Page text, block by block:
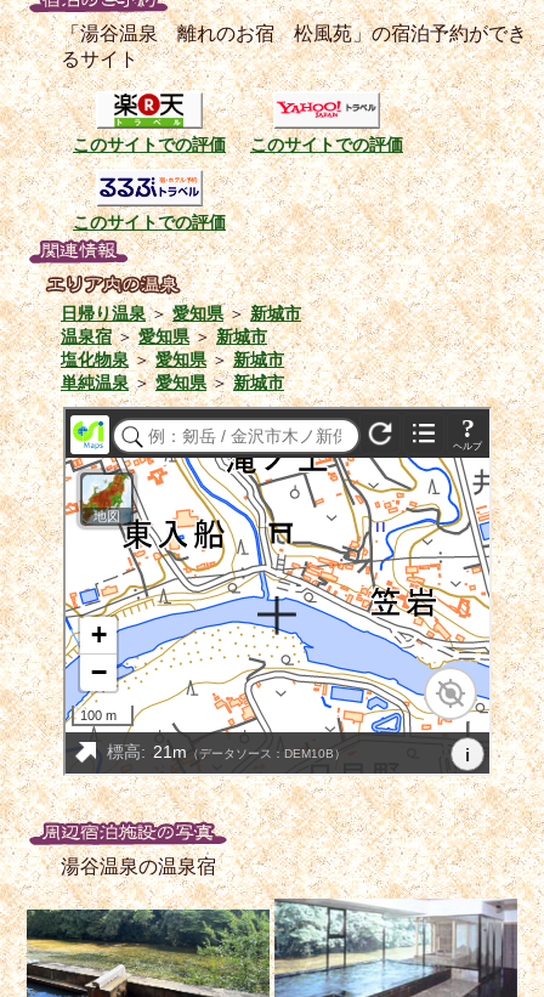
「湯谷温泉 離れのお宿 松風苑」の宿泊予約ができ
るサイト
このサイトでの評価 このサイトでの評価
このサイトでの評価
日帰り温泉＞愛知県＞新城市
温泉宿＞愛知県＞新城市
塩化物泉＞愛知県＞新城市
単純温泉＞愛知県＞新城市
湯谷温泉の温泉宿